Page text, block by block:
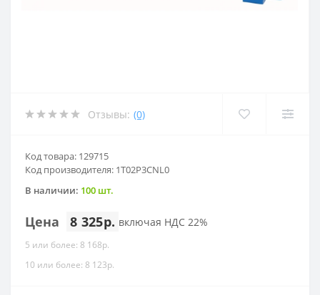
Отзывы: (0)
Код товара: 129715
Код производителя: 1T02P3CNL0
В наличии: 100 шт.
Цена 8 325р. включая НДС 22%
5 или более: 8 168р.
10 или более: 8 123р.